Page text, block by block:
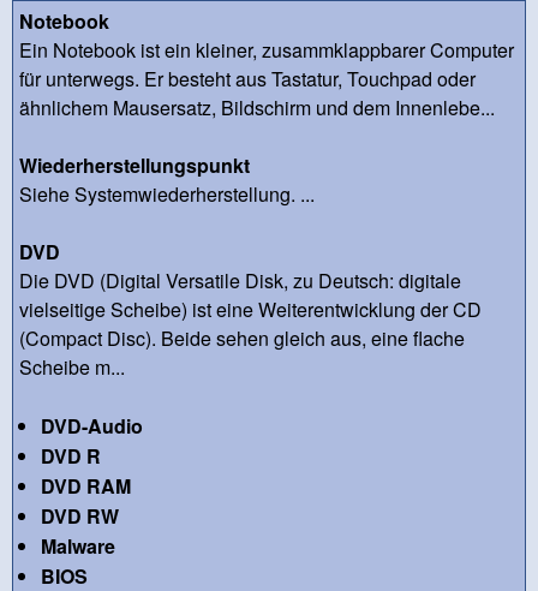
Notebook
Ein Notebook ist ein kleiner, zusammklappbarer Computer
für unterwegs. Er besteht aus Tastatur, Touchpad oder
ähnlichem Mausersatz, Bildschirm und dem Innenlebe...
Wiederherstellungspunkt
Siehe Systemwiederherstellung. ...
DVD
Die DVD (Digital Versatile Disk, zu Deutsch: digitale
vielseitige Scheibe) ist eine Weiterentwicklung der CD
(Compact Disc). Beide sehen gleich aus, eine flache
Scheibe m...
DVD-Audio
DVD R
DVD RAM
DVD RW
Malware
BIOS